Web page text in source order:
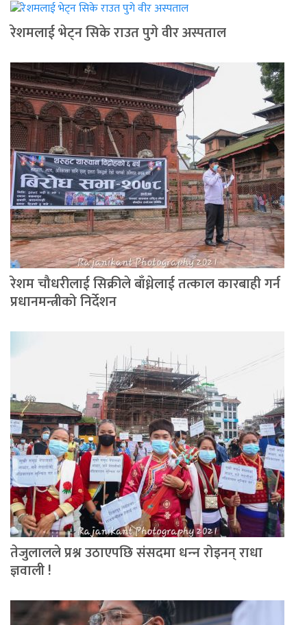
रेशमलाई भेट्न सिके राउत पुगे वीर अस्पताल
रेशम चौधरीलाई सिक्रीले बाँध्नेलाई तत्काल कारबाही गर्न
प्रधानमन्त्रीको निर्देशन
तेजुलालले प्रश्न उठाएपछि संसदमा धन्‍न रोइनन् राधा
ज्ञवाली !